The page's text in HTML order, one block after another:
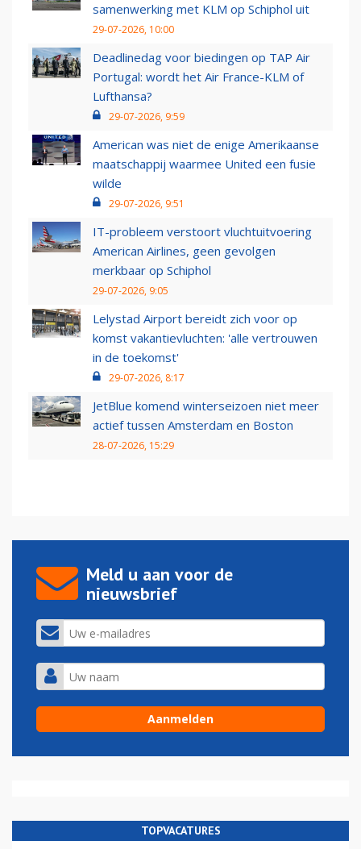
samenwerking met KLM op Schiphol uit
29-07-2026, 10:00
Deadlinedag voor biedingen op TAP Air
Portugal: wordt het Air France-KLM of
Lufthansa?
29-07-2026, 9:59
American was niet de enige Amerikaanse
maatschappij waarmee United een fusie
wilde
29-07-2026, 9:51
IT-probleem verstoort vluchtuitvoering
American Airlines, geen gevolgen
merkbaar op Schiphol
29-07-2026, 9:05
Lelystad Airport bereidt zich voor op
komst vakantievluchten: 'alle vertrouwen
in de toekomst'
29-07-2026, 8:17
JetBlue komend winterseizoen niet meer
actief tussen Amsterdam en Boston
28-07-2026, 15:29
Meld u aan voor de
nieuwsbrief
TOPVACATURES